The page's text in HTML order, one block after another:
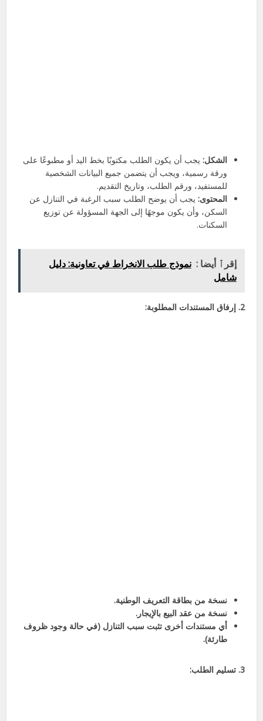
الشكل: يجب أن يكون الطلب مكتوبًا بخط اليد أو مطبوعًا على
ورقة رسمية، ويجب أن يتضمن جميع البيانات الشخصية
للمستفيد، ورقم الطلب، وتاريخ التقديم.
المحتوى: يجب أن يوضح الطلب سبب الرغبة في التنازل عن
السكن، وأن يكون موجهًا إلى الجهة المسؤولة عن توزيع
السكنات.
إقرٱ أيضا : نموذج طلب الانخراط في تعاونية: دليل
شامل
2. إرفاق المستندات المطلوبة:
نسخة من بطاقة التعريف الوطنية.
نسخة من عقد البيع بالإيجار.
أي مستندات أخرى تثبت سبب التنازل (في حالة وجود ظروف
طارئة).
3. تسليم الطلب: